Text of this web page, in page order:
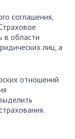
соглашения,
в области
лиц, а
отношений